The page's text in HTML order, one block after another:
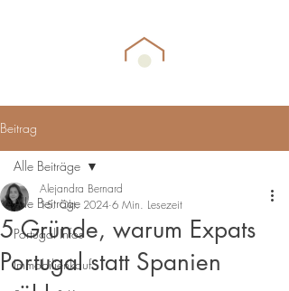
Beitrag
Alle Beiträge
Portugal Infos
Immobilienkauf
Alle Beiträge
5 Gründe, warum Expats
Portugal statt Spanien
Alejandra Bernard
15. Okt. 2024 6 Min. Lesezeit